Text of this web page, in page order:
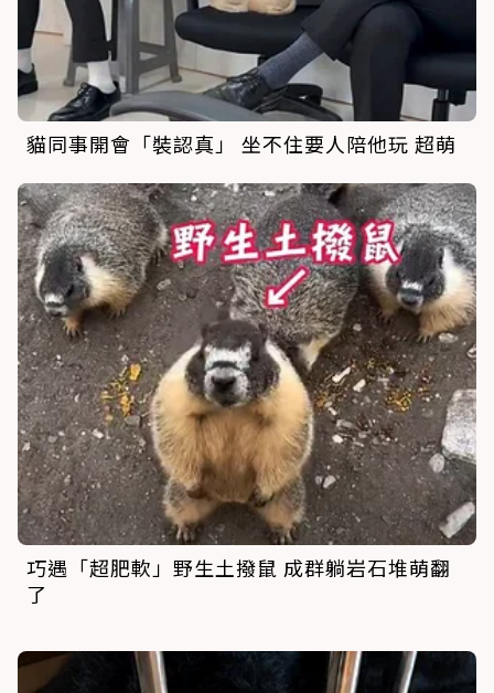
貓同事開會「裝認真」 坐不住要人陪他玩 超萌
巧遇「超肥軟」野生土撥鼠 成群躺岩石堆萌翻
了